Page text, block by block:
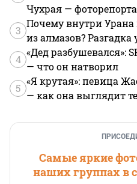
Чухрая —
3
Почему внутри
из алмазов?
4
«Дед разбушевался»:
— что он натворил
5
«Я крутая»: певица
— как она выглядит
Самые яркие
наших группах в